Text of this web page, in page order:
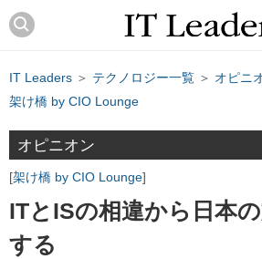
IT Leaders ＞ テクノロジー一覧 ＞ オピニ
架け橋 by CIO Lounge
オピニオン
架け橋 by CIO Lounge
ITとISの相違から日本
する